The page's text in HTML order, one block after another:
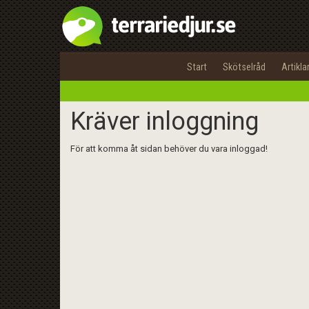
Start Skötselråd Artiklar
Kräver inloggning
För att komma åt sidan behöver du vara inloggad!